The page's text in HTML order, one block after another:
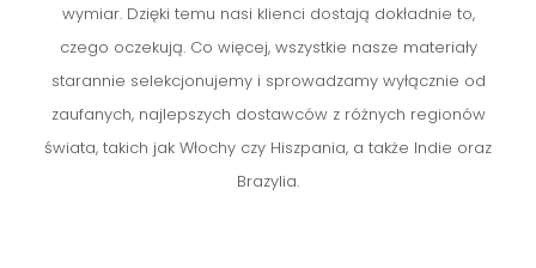
wymiar. Dzięki temu nasi klienci dostają dokładnie to,
czego oczekują. Co więcej, wszystkie nasze materiały
starannie selekcjonujemy i sprowadzamy wyłącznie od
zaufanych, najlepszych dostawców z różnych regionów
świata, takich jak Włochy czy Hiszpania, a także Indie oraz
Brazylia.